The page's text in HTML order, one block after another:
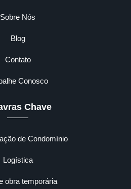
Sobre Nós
Blog
Contato
Conosco
Chave
de Condomínio
Logística
obra temporária